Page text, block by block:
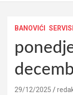
BANOVIĆI
29/12/2025